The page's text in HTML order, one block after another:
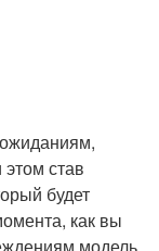
став
будет
как вы
модель.